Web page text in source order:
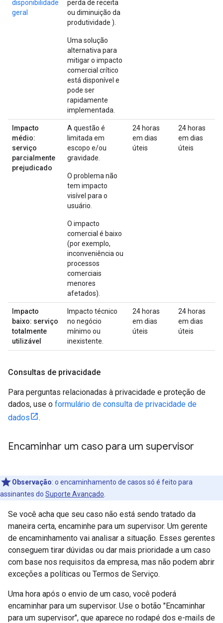
disponibilidade
geral
perda de receita
ou diminuição da
produtividade ).
Uma solução
alternativa para
mitigar o impacto
comercial crítico
está disponível e
pode ser
rapidamente
implementada.
Impacto
médio:
serviço
parcialmente
prejudicado
A questão é
limitada em
escopo e/ou
gravidade.
O problema não
tem impacto
visível para o
usuário.
O impacto
comercial é baixo
(por exemplo,
inconveniência ou
processos
comerciais
menores
afetados).
24 horas
em dias
úteis
24 horas
em dias
úteis
Impacto
baixo: serviço
totalmente
utilizável
Impacto técnico
no negócio
mínimo ou
inexistente.
24 horas
em dias
úteis
24 horas
em dias
úteis
Consultas de privacidade
Para perguntas relacionadas à privacidade e proteção de
dados, use o formulário de consulta de privacidade de
dados
.
Encaminhar um caso para um supervisor
Observação: o encaminhamento de casos só é feito para
assinantes do Suporte Avançado
Se você acha que seu caso não está sendo tratado da
maneira certa, encaminhe para um supervisor. Um gerente
de encaminhamento vai analisar a situação. Esses gerentes
conseguem tirar dúvidas ou dar mais prioridade a um caso
com base nos requisitos da empresa, mas não podem abrir
exceções a políticas ou Termos de Serviço.
Uma hora após o envio de um caso, você poderá
encaminhar para um supervisor. Use o botão "Encaminhar
para um supervisor", que aparece no rodapé dos e-mails de